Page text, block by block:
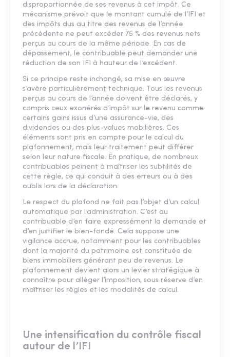
disproportionnée de ses revenus à cet impôt. Ce
mécanisme prévoit que le montant cumulé de l’IFI et
des impôts dus au titre des revenus de l’année
précédente ne peut excéder 75 % des revenus nets
perçus au cours de la même période. En cas de
dépassement, le contribuable peut demander une
réduction de son IFI à hauteur de l’excédent.
Si ce principe reste inchangé, sa mise en œuvre
s’avère particulièrement technique. Tous les revenus
perçus au cours de l’année doivent être déclarés, y
compris ceux exonérés d’impôt sur le revenu comme
certains gains issus d’une assurance-vie, des
dividendes ou des plus-values mobilières. Ces
éléments sont pris en compte pour le calcul du
plafonnement, mais leur traitement peut différer
selon leur nature fiscale. En pratique, de nombreux
contribuables peinent à maîtriser les subtilités de
cette règle, ce qui conduit à des erreurs ou à des
oublis lors de la déclaration.
Le respect du plafond ne fait pas l’objet d’un calcul
automatique par l’administration. C’est au
contribuable d’en faire expressément la demande et
d’en justifier le bien-fondé. Cela suppose une
vigilance accrue, notamment pour les contribuables
dont la majorité du patrimoine est constituée de
biens immobiliers générant peu de revenus. Le
plafonnement devient alors un levier stratégique à
connaître pour alléger l’imposition, sous réserve d’en
maîtriser les règles et les modalités de calcul.
Une intensification du contrôle fiscal
autour de l’IFI